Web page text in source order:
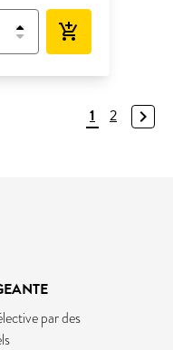
add_shopping_cart
1 2 navigate_next
par des